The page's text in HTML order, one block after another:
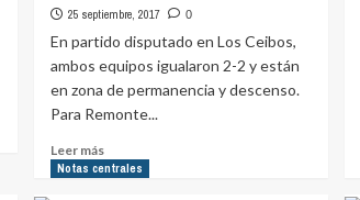
con
La
10
U.
25 septiembre, 2017 0
En partido disputado en Los Ceibos,
ambos equipos igualaron 2-2 y están
en zona de permanencia y descenso.
Para Remonte...
Leer más
más
Notas centrales